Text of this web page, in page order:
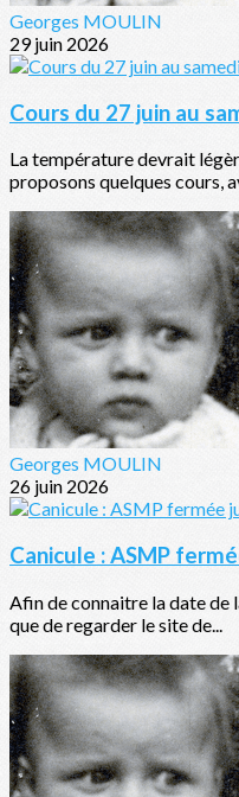
Georges MOULIN
29 juin 2026
Cours du 27 juin au
La température devrait
proposons quelques cours,
Georges MOULIN
26 juin 2026
Canicule : ASMP
Afin de connaitre la date de
que de regarder le site de...